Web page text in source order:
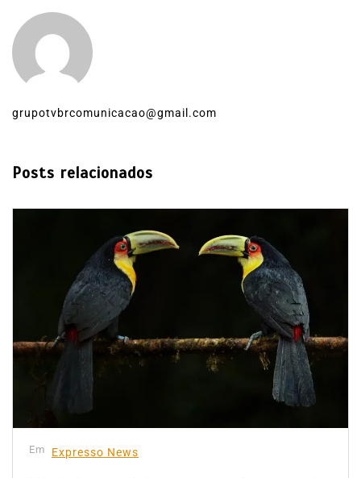
grupotvbrcomunicacao@gmail.com
Posts relacionados
Expresso News